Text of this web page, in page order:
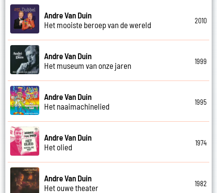
Andre Van Duin
Het mooiste beroep van de wereld
2010
Andre Van Duin
Het museum van onze jaren
1999
Andre Van Duin
Het naaimachinelied
1995
Andre Van Duin
Het olied
1974
Andre Van Duin
Het ouwe theater
1982